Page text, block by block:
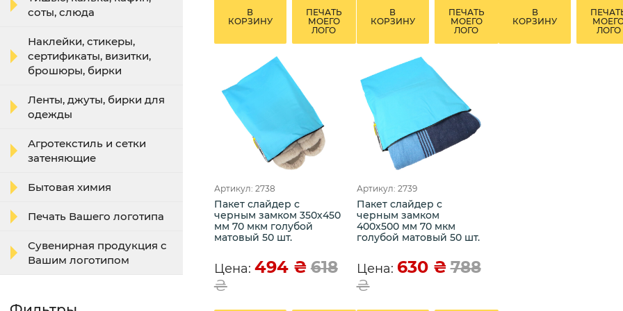
соты, слюда
Наклейки, стикеры,
сертификаты, визитки,
брошюры, бирки
Ленты, джуты, бирки для
одежды
Агротекстиль и сетки
затеняющие
Бытовая химия
Печать Вашего логотипа
Сувенирная продукция с
Вашим логотипом
В
КОРЗИНУ
ПЕЧАТЬ
МОЕГО
ЛОГО
В
КОРЗИНУ
ПЕЧАТЬ
МОЕГО
ЛОГО
В
КОРЗИНУ
ЛОГО
Артикул: 2738
Пакет слайдер с
черным замком 350х450
мм 70 мкм голубой
матовый 50 шт.
Цена: 494 ₴ 618
₴
Артикул: 2739
Пакет слайдер с
черным замком
400х500 мм 70 мкм
голубой матовый 50 шт.
Цена: 630 ₴788
₴